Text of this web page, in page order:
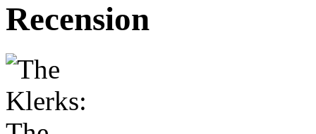
Recension